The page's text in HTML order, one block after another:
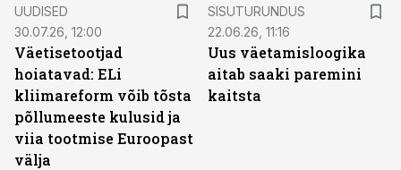
UUDISED
30.07.26, 12:00
Väetisetootjad
hoiatavad: ELi
kliimareform võib tõsta
põllumeeste kulusid ja
viia tootmise Euroopast
välja
SISUTURUNDUS
22.06.26, 11:16
Uus väetamisloogika
aitab saaki paremini
kaitsta